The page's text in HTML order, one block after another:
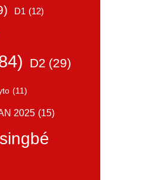
D1 (12)
D2 (29)
(11)
2025 (15)